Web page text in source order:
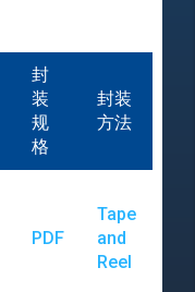
封
装
规
格
封装
方法
PDF
Tape
and
Reel